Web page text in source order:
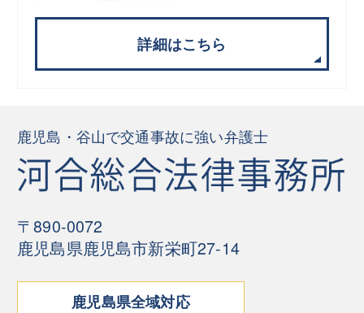
詳細はこちら
鹿児島・谷山で交通事故に強い弁護士
〒890-0072
鹿児島県鹿児島市新栄町27-14
鹿児島県全域対応